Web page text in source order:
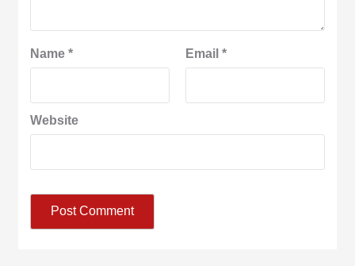
Name* Email *
Website